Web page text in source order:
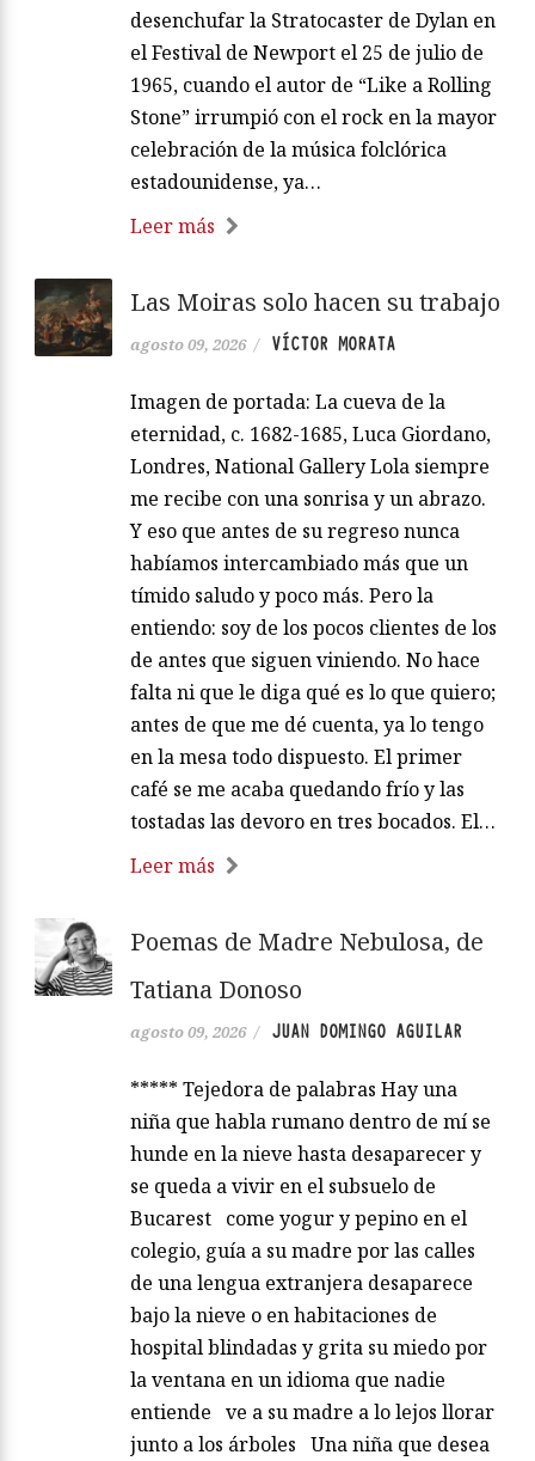
desenchufar la Stratocaster de Dylan en
el Festival de Newport el 25 de julio de
1965, cuando el autor de “Like a Rolling
Stone” irrumpió con el rock en la mayor
celebración de la música folclórica
estadounidense, ya…
Leer más
Las Moiras solo hacen su trabajo
agosto 09, 2026 / VÍCTOR MORATA
Imagen de portada: La cueva de la
eternidad, c. 1682-1685, Luca Giordano,
Londres, National Gallery Lola siempre
me recibe con una sonrisa y un abrazo.
Y eso que antes de su regreso nunca
habíamos intercambiado más que un
tímido saludo y poco más. Pero la
entiendo: soy de los pocos clientes de los
de antes que siguen viniendo. No hace
falta ni que le diga qué es lo que quiero;
antes de que me dé cuenta, ya lo tengo
en la mesa todo dispuesto. El primer
café se me acaba quedando frío y las
tostadas las devoro en tres bocados. El…
Leer más
Poemas de Madre Nebulosa, de
Tatiana Donoso
agosto 09, 2026 / JUAN DOMINGO AGUILAR
***** Tejedora de palabras Hay una
niña que habla rumano dentro de mí se
hunde en la nieve hasta desaparecer y
se queda a vivir en el subsuelo de
Bucarest come yogur y pepino en el
colegio, guía a su madre por las calles
de una lengua extranjera desaparece
bajo la nieve o en habitaciones de
hospital blindadas y grita su miedo por
la ventana en un idioma que nadie
entiende ve a su madre a lo lejos llorar
junto a los árboles Una niña que desea